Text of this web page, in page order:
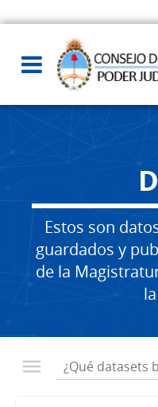
Estos son
guardados y
de la